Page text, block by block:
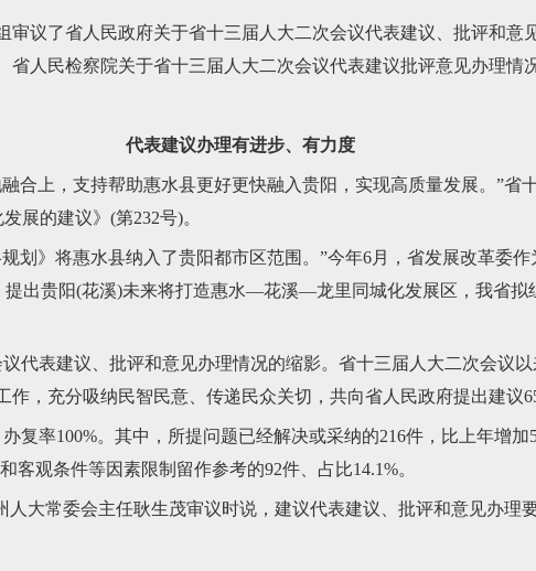
议了省人民政府关于省十三届人大二次会议代表建议、批评和意
人民检察院关于省十三届人大二次会议代表建议批评意见办理情
代表建议办理有进步、有力度
上，支持帮助惠水县更好更快融入贵阳，实现高质量发展。”省
展的建议》(第232号)。
》将惠水县纳入了贵阳都市区范围。”今年6月，省发展改革委作
提出贵阳(花溪)未来将打造惠水—花溪—龙里同城化发展区，我省拟
表建议、批评和意见办理情况的缩影。省十三届人大二次会议
，充分吸纳民智民意、传递民众关切，共向省人民政府提出建议
率100%。其中，所提问题已经解决或采纳的216件，比上年增加
客观条件等因素限制留作参考的92件、占比14.1%。
常委会主任耿生茂审议时说，建议代表建议、批评和意见办理